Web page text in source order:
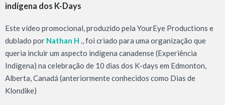
indígena dos K-Days
Este vídeo promocional, produzido pela YourEye Productions e
dublado por Nathan H ., foi criado para uma organização que
queria incluir um aspecto indígena canadense (Experiência
Indígena) na celebração de 10 dias dos K-days em Edmonton,
Alberta, Canadá (anteriormente conhecidos como Dias de
Klondike)